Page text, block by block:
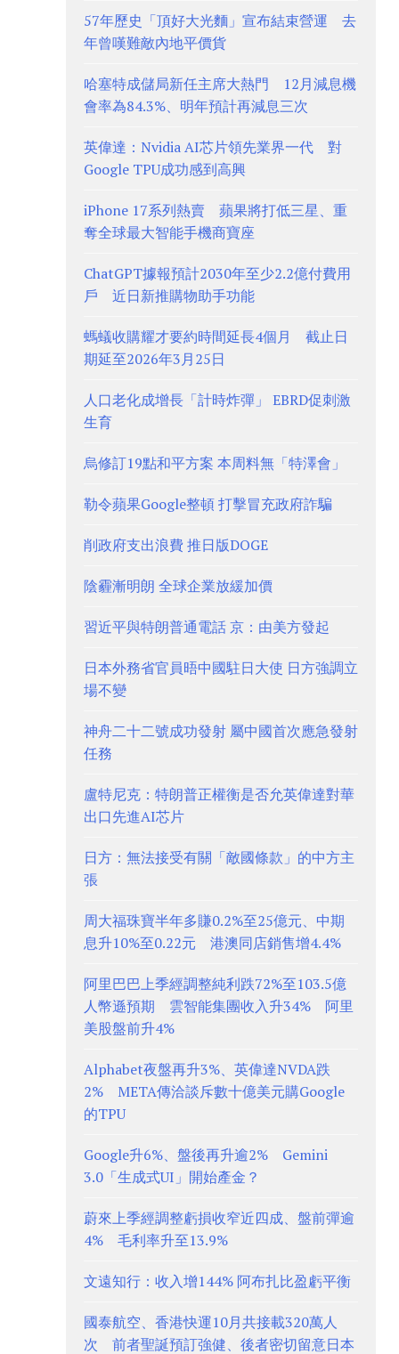
57年歷史「頂好大光麵」宣布結束營運 去
年曾嘆難敵內地平價貨
哈塞特成儲局新任主席大熱門 12月減息機
會率為84.3%、明年預計再減息三次
英偉達：Nvidia AI芯片領先業界一代 對
Google TPU成功感到高興
iPhone 17系列熱賣 蘋果將打低三星、重
奪全球最大智能手機商寶座
ChatGPT據報預計2030年至少2.2億付費用
戶 近日新推購物助手功能
螞蟻收購耀才要約時間延長4個月 截止日
期延至2026年3月25日
人口老化成增長「計時炸彈」 EBRD促刺激
生育
烏修訂19點和平方案 本周料無「特澤會」
勒令蘋果Google整頓 打擊冒充政府詐騙
削政府支出浪費 推日版DOGE
陰霾漸明朗 全球企業放緩加價
習近平與特朗普通電話 京：由美方發起
日本外務省官員晤中國駐日大使 日方強調立
場不變
神舟二十二號成功發射 屬中國首次應急發射
任務
盧特尼克：特朗普正權衡是否允英偉達對華
出口先進AI芯片
日方：無法接受有關「敵國條款」的中方主
張
周大福珠寶半年多賺0.2%至25億元、中期
息升10%至0.22元 港澳同店銷售增4.4%
阿里巴巴上季經調整純利跌72%至103.5億
人幣遜預期 雲智能集團收入升34% 阿里
美股盤前升4%
Alphabet夜盤再升3%、英偉達NVDA跌
2% META傳洽談斥數十億美元購Google
的TPU
Google升6%、盤後再升逾2% Gemini
3.0「生成式UI」開始產金？
蔚來上季經調整虧損收窄近四成、盤前彈逾
4% 毛利率升至13.9%
文遠知行：收入增144% 阿布扎比盈虧平衡
國泰航空、香港快運10月共接載320萬人
次 前者聖誕預訂強健、後者密切留意日本